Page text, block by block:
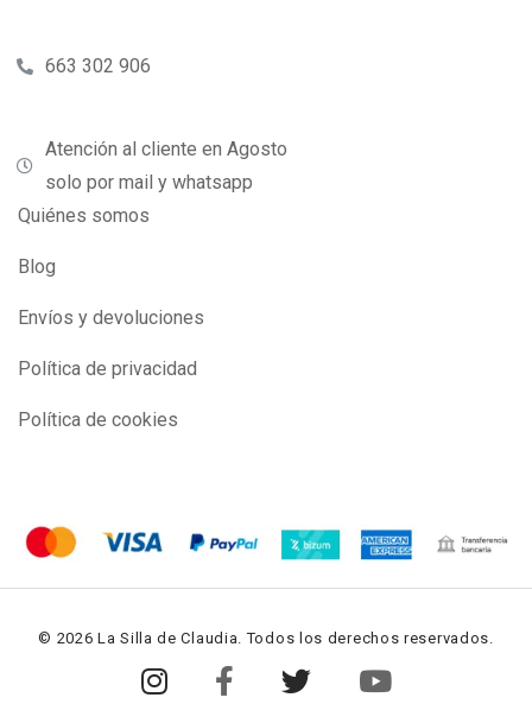
663 302 906
Atención al cliente en Agosto
solo por mail y whatsapp
Quiénes somos
Blog
Envíos y devoluciones
Política de privacidad
Política de cookies
© 2026 La Silla de Claudia. Todos los derechos reservados.